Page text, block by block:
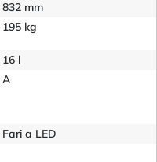
832 mm
195 kg
16 l
A
Fari a LED